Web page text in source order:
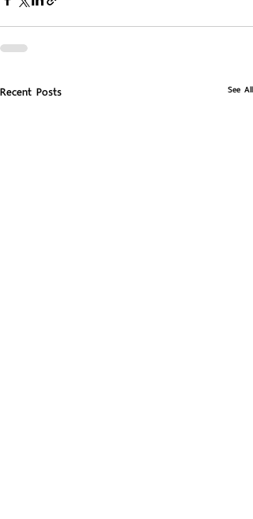
Recent Posts See All